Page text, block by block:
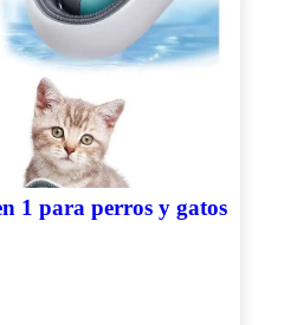
1 para perros y gatos